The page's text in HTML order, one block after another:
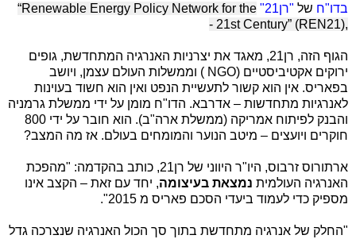
בדו"ח של "רן21"
“Renewable Energy Policy Network for the
21st Century” (REN21),
-
הגוף הזה, רן21, מאגד את יצרניות האנרגיה המתחדשת, גופים
ירוקים אקטיביסטיים (NGO ) וממשלות העולם עצמן, ויושב
בפאריס. אין הוא קשור לתעשיית הנפט ואין הוא חשוד בעוינות
לאנרגיות מתחדשות – אדרבא. הדו"ח מומן על ידי ממשלת גרמניה
והבנק לפיתוח אמריקה (ממשלת ארה"ב). הוא חובר על ידי 800
חוקרים ויועצים – מיטב הנוער והמומחים בעולם. אז מה המצב?
ארתורוס זרבוס, היו"ר היווני של רן21, כותב בהקדמה: "מהפכת
האנרגיה העולמית נמצאת בעיצומה, יחד עם זאת – הקצב אינו
מספיק כדי לעמוד ביעדי הסכם פאריס מ 2015".
"החלק של אנרגיה מתחדשת בתוך סך הכול האנרגיה שנצרכה גדל